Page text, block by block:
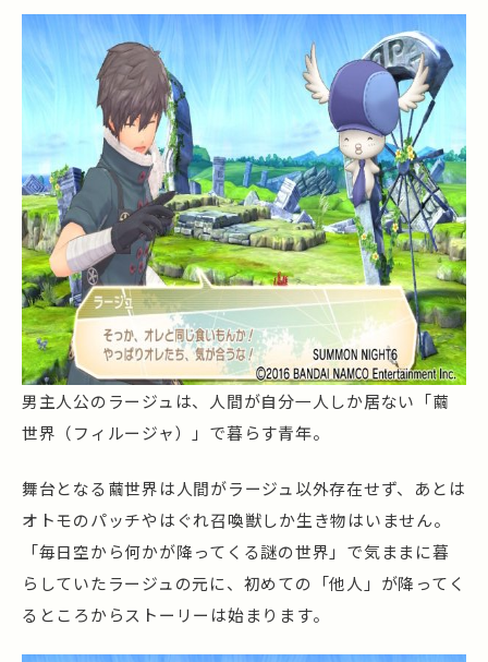
男主人公のラージュは、人間が自分一人しか居ない「繭
世界（フィルージャ）」で暮らす青年。
舞台となる繭世界は人間がラージュ以外存在せず、あとは
オトモのパッチやはぐれ召喚獣しか生き物はいません。
「毎日空から何かが降ってくる謎の世界」で気ままに暮
らしていたラージュの元に、初めての「他人」が降ってく
るところからストーリーは始まります。